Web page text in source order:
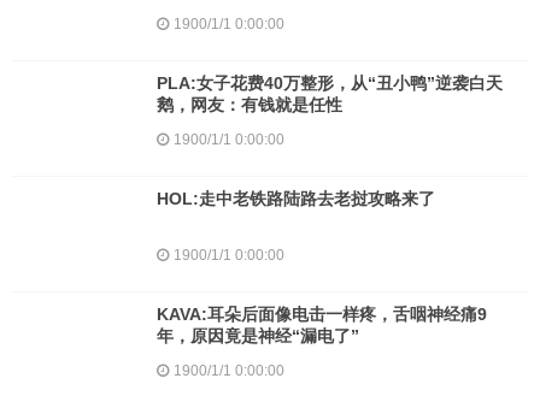
1900/1/1 0:00:00
PLA:女子花费40万整形，从“丑小鸭”逆袭白天
鹅，网友：有钱就是任性
1900/1/1 0:00:00
HOL:走中老铁路陆路去老挝攻略来了
1900/1/1 0:00:00
KAVA:耳朵后面像电击一样疼，舌咽神经痛9
年，原因竟是神经“漏电了”
1900/1/1 0:00:00